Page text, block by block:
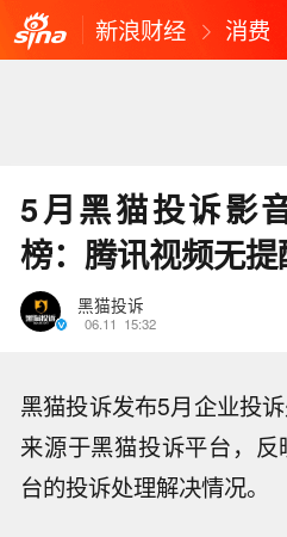
新浪财经 消费
5月黑猫投诉影
榜：腾讯视频无
黑猫投诉
06.11 15:32
黑猫投诉发布5月企业投
来源于黑猫投诉平台，
台的投诉处理解决情况。